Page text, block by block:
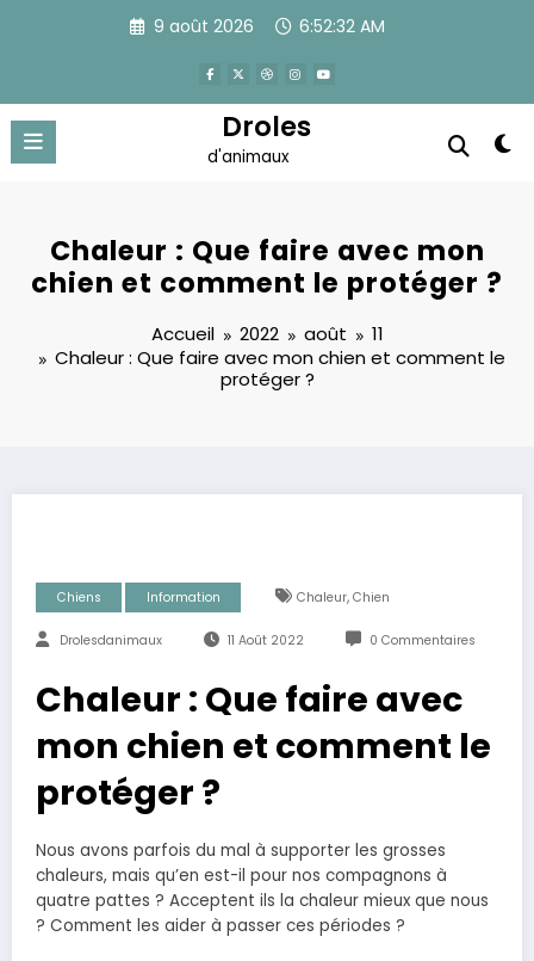
9 août 2026 6:52:33 AM
Droles
d'animaux
Chaleur : Que faire avec mon
chien et comment le protéger ?
Accueil 2022 août
11
Chaleur : Que faire avec mon chien et comment le
protéger ?
Chiens Information Chaleur, Chien
Drolesdanimaux 11 Août 2022 0 Commentaires
Chaleur : Que faire avec
mon chien et comment le
protéger ?
Nous avons parfois du mal à supporter les grosses
chaleurs, mais qu’en est-il pour nos compagnons à
quatre pattes ? Acceptent ils la chaleur mieux que nous
? Comment les aider à passer ces périodes ?